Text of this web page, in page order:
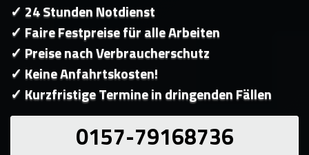
✓ 24 Stunden Notdienst
✓ Faire Festpreise für alle Arbeiten
✓ Preise nach Verbraucherschutz
✓ Keine Anfahrtskosten!
✓ Kurzfristige Termine in dringenden Fällen
0157-79168736